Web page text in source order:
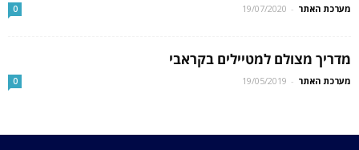
מערכת האתר -
19/07/2020
0
מדריך מצולם למטיילים בקראבי
מערכת האתר -
19/05/2019
0